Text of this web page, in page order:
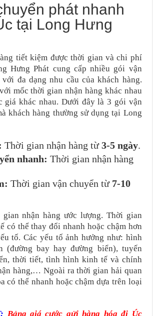
phát nhanh
tại Long Hưng
tiết kiệm được thời gian và chi phí
Hưng Phát cung cấp nhiều gói vận
đa dạng nhu cầu của khách hàng.
mốc thời gian nhận hàng khác nhau
giá khác nhau. Dưới đây là 3 gói vận
khách hàng thường sử dụng tại Long
Thời gian nhận hàng từ3-5 ngày.
nhanh: Thời gian nhận hàng
Thời gian vận chuyển từ 7-10
nhận hàng ước lượng. Thời gian
có thể thay đổi nhanh hoặc chậm hơn
tố. Các yếu tố ảnh hưởng như: hình
(đường bay hay đường biển), tuyến
thời tiết, tình hình kinh tế và chính
hàng,… Ngoài ra thời gian hải quan
có thể nhanh hoặc chậm dựa trên loại
Bảng giá cước gửi hàng hóa đi Úc